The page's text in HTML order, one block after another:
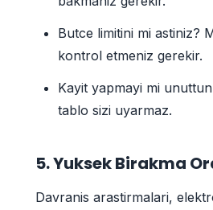
Butce limitini mi astiniz?
kontrol etmeniz gerekir.
Kayit yapmayi mi
tablo sizi uyarmaz.
5. Yuksek Birakma
Davranis arastirmalari,